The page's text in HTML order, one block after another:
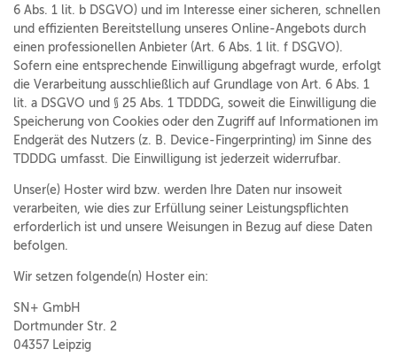
6 Abs. 1 lit. b DSGVO) und im Interesse einer sicheren, schnellen
und effizienten Bereitstellung unseres Online-Angebots durch
einen professionellen Anbieter (Art. 6 Abs. 1 lit. f DSGVO).
Sofern eine entsprechende Einwilligung abgefragt wurde, erfolgt
die Verarbeitung ausschließlich auf Grundlage von Art. 6 Abs. 1
lit. a DSGVO und § 25 Abs. 1 TDDDG, soweit die Einwilligung die
Speicherung von Cookies oder den Zugriff auf Informationen im
Endgerät des Nutzers (z. B. Device-Fingerprinting) im Sinne des
TDDDG umfasst. Die Einwilligung ist jederzeit widerrufbar.
Unser(e) Hoster wird bzw. werden Ihre Daten nur insoweit
verarbeiten, wie dies zur Erfüllung seiner Leistungspflichten
erforderlich ist und unsere Weisungen in Bezug auf diese Daten
befolgen.
Wir setzen folgende(n) Hoster ein:
SN+ GmbH
Dortmunder Str. 2
04357 Leipzig